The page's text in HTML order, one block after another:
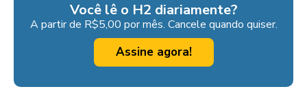
Você lê o H2 diariamente?
A partir de R$5,00 por mês. Cancele quando quiser.
Assine agora!